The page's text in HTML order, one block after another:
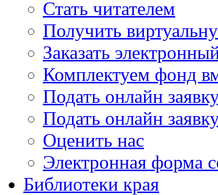
Стать читателем
Получить
Заказать
Комплектуем фонд
Подать онлайн
Подать онлайн
Оценить нас
Электронная форма
Библиотеки края